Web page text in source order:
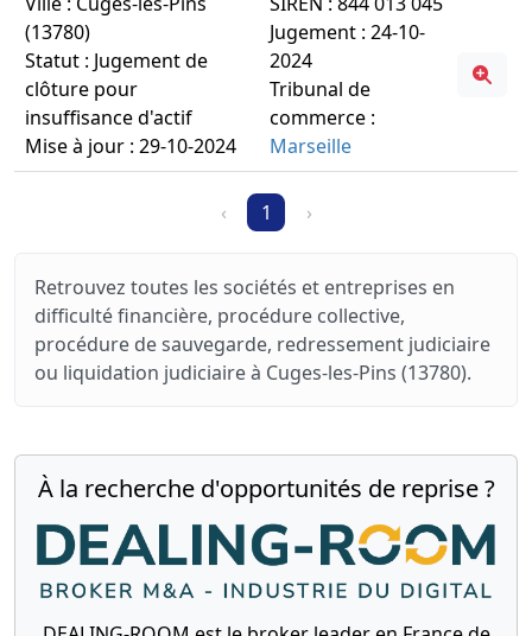
(13780)
Statut : Jugement de
clôture pour
insuffisance d'actif
Mise à jour : 29-10-2024
Jugement : 24-10-
2024
Tribunal de
commerce :
Marseille
‹ 1 ›
Retrouvez toutes les sociétés et entreprises en
difficulté financière, procédure collective,
procédure de sauvegarde, redressement judiciaire
ou liquidation judiciaire à Cuges-les-Pins (13780).
À la recherche d'opportunités de reprise ?